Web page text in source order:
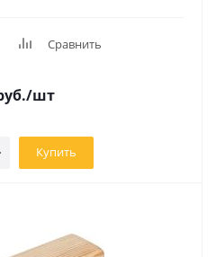
Сравнить
/шт
Купить